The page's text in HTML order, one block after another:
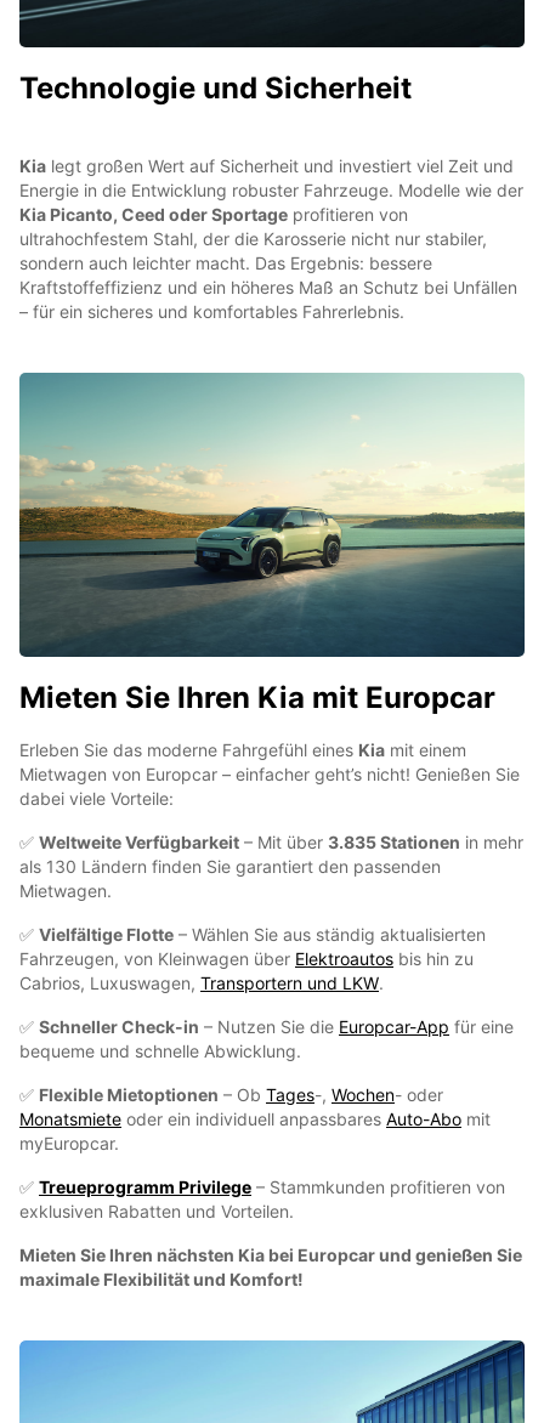
Technologie und Sicherheit
Kia legt großen Wert auf Sicherheit und investiert viel Zeit und
Energie in die Entwicklung robuster Fahrzeuge. Modelle wie der
Kia Picanto, Ceed oder Sportage profitieren von
ultrahochfestem Stahl, der die Karosserie nicht nur stabiler,
sondern auch leichter macht. Das Ergebnis: bessere
Kraftstoffeffizienz und ein höheres Maß an Schutz bei Unfällen
– für ein sicheres und komfortables Fahrerlebnis.
Mieten Sie Ihren Kia mit Europcar
Erleben Sie das moderne Fahrgefühl eines Kia mit einem
Mietwagen von Europcar – einfacher geht’s nicht! Genießen Sie
dabei viele Vorteile:
✅ Weltweite Verfügbarkeit – Mit über 3.835 Stationen in mehr
als 130 Ländern finden Sie garantiert den passenden
Mietwagen.
✅ Vielfältige Flotte – Wählen Sie aus ständig aktualisierten
Fahrzeugen, von Kleinwagen über Elektroautos bis hin zu
Cabrios, Luxuswagen, Transportern und LKW.
✅ Schneller Check-in – Nutzen Sie die Europcar-App für eine
bequeme und schnelle Abwicklung.
✅ Flexible Mietoptionen – Ob Tages-, Wochen- oder
Monatsmiete oder ein individuell anpassbares Auto-Abo mit
myEuropcar.
✅ Treueprogramm Privilege – Stammkunden profitieren von
exklusiven Rabatten und Vorteilen.
Mieten Sie Ihren nächsten Kia bei Europcar und genießen Sie
maximale Flexibilität und Komfort!